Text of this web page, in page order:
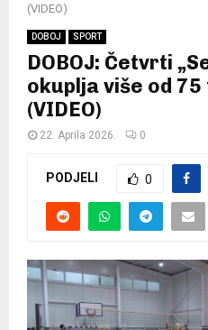
(VIDEO)
DOBOJ SPORT
DOBOJ: Četvrti
okuplja više od
(VIDEO)
22. Aprila 2026. 0
PODJELI 0